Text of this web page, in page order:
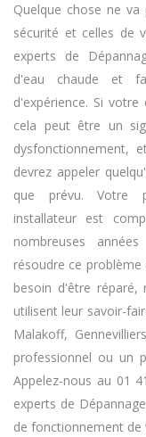
Quelque chose ne
sécurité et celles de
experts de
d'eau chaude et
d'expérience. Si
cela peut être un
dysfonctionnement,
devrez appeler
que prévu. Votre
installateur est
nombreuses
résoudre ce
besoin d'être réparé,
utilisent leur savoir-
Malakoff,
professionnel ou un
Appelez-nous au 01
experts de
de fonctionnement de